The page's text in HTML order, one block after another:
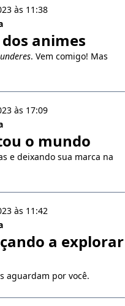
às 11:38
animes
. Vem comigo! Mas
às 17:09
o mundo
e deixando sua marca na
às 11:42
a explorar
aguardam por você.